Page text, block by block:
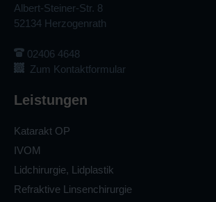
Albert-Steiner-Str. 8
52134 Herzogenrath
02406 4648
Zum Kontaktformular
Leistungen
Katarakt OP
IVOM
Lidchirurgie, Lidplastik
Refraktive Linsenchirurgie